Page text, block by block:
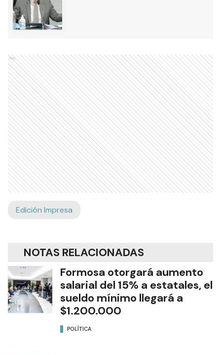
Ads
Edición Impresa
NOTAS RELACIONADAS
Formosa otorgará aumento
salarial del 15% a estatales, el
sueldo mínimo llegará a
$1.200.000
POLÍTICA